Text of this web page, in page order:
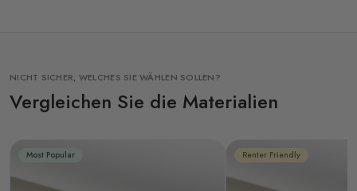
NICHT SICHER, WELCHES SIE WÄHLEN SOLLEN?
Vergleichen Sie die Materialien
Most Popular Renter Friendly